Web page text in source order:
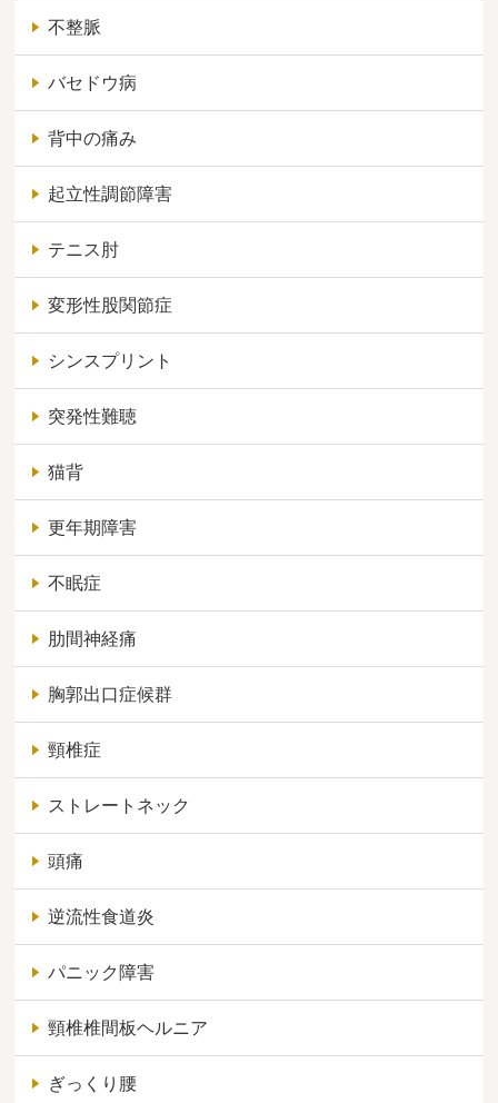
不整脈
バセドウ病
背中の痛み
起立性調節障害
テニス肘
変形性股関節症
シンスプリント
突発性難聴
猫背
更年期障害
不眠症
肋間神経痛
胸郭出口症候群
頸椎症
ストレートネック
頭痛
逆流性食道炎
パニック障害
頸椎椎間板ヘルニア
ぎっくり腰